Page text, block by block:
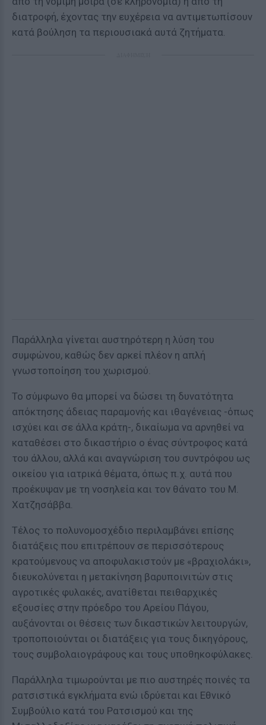
διατροφή, έχοντας την ευχέρεια να αντιμετωπίσουν
κατά βούληση τα περιουσιακά αυτά ζητήματα.
Παράλληλα γίνεται αυστηρότερη η λύση του
συμφώνου, καθώς δεν αρκεί πλέον η απλή
γνωστοποίηση του χωρισμού.
Το σύμφωνο θα μπορεί να δώσει τη δυνατότητα
απόκτησης άδειας παραμονής και ιθαγένειας -όπως
ισχύει και σε άλλα κράτη-, δικαίωμα να αρνηθεί να
καταθέσει στο δικαστήριο ο ένας σύντροφος κατά
του άλλου, αλλά και αναγνώριση του συντρόφου ως
οικείου για ιατρικά θέματα, όπως π.χ. αυτά που
προέκυψαν με τη νοσηλεία και τον θάνατο του Μ.
Χατζησάββα.
Τέλος το πολυνομοσχέδιο περιλαμβάνει επίσης
διατάξεις που επιτρέπουν σε περισσότερους
κρατούμενους να αποφυλακιστούν με «βραχιολάκι»,
διευκολύνεται η μετακίνηση βαρυποινιτών στις
αγροτικές φυλακές, ανατίθεται πειθαρχικές
εξουσίες στην πρόεδρο του Αρείου Πάγου,
αυξάνονται οι θέσεις των δικαστικών λειτουργών,
τροποποιούνται οι διατάξεις για τους δικηγόρους,
τους συμβολαιογράφους και τους υποθηκοφύλακες.
Παράλληλα τιμωρούνται με πιο αυστηρές ποινές τα
ρατσιστικά εγκλήματα ενώ ιδρύεται και Εθνικό
Συμβούλιο κατά του Ρατσισμού και της